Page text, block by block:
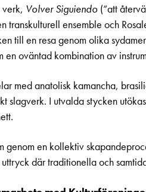
verk, Volver Siguiendo (“att
transkulturell ensemble och
till en resa genom olika
en oväntad kombination av
med anatolisk kamancha,
slagverk. I utvalda stycken
genom en kollektiv
där traditionella och